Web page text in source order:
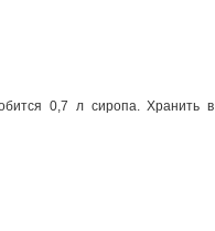
0,7 л сиропа. Хранить в